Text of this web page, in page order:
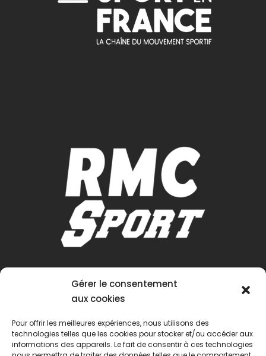
Gérer le consentement
aux cookies
Pour offrir les meilleures expériences, nous utilisons des
technologies telles que les cookies pour stocker et/ou accéder aux
informations des appareils. Le fait de consentir à ces technologies